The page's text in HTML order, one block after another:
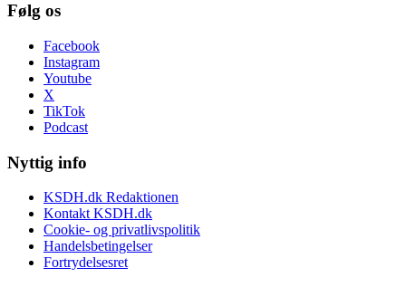
Følg os
Facebook
Instagram
Youtube
X
TikTok
Podcast
Nyttig info
KSDH.dk Redaktionen
Kontakt KSDH.dk
Cookie- og privatlivspolitik
Handelsbetingelser
Fortrydelsesret